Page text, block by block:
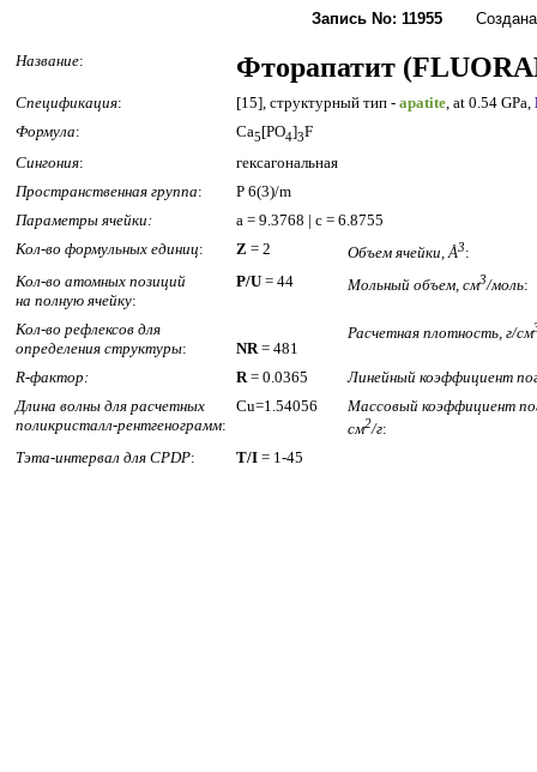
Запись No: 11955 Создана:
Название: Фторапатит
Спецификация: [15], структурный тип - apatite, at 0.54 GPa,
Формула: Ca5[PO4]3F
Сингония:
гексагональная
Пространственная группа:
P 6(3)/m
Параметры ячейки:
a = 9.3768 | c = 6.8755
Кол-во формульных единиц: Z = 2 Объем ячейки, Å3:
Кол-во атомных позиций
на полную ячейку:
P/U = 44 Мольный объем, см3/моль:
Кол-во рефлексов для
определения структуры: NR= 481
Расчетная плотность, г/см
R-фактор: R= 0.0365
Линейный коэффициент
Длина волны для расчетных
поликристалл-рентгенограмм:
Cu=1.54056
Массовый коэффициент
см2/г:
Тэта-интервал для CPDP: T/I = 1-45